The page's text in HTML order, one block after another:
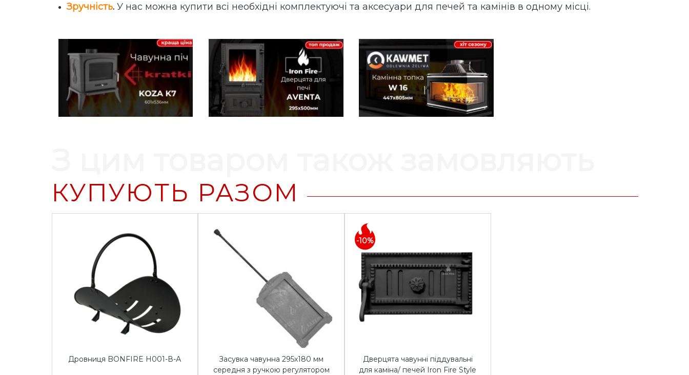
Зручність. У нас можна купити всі необхідні комплектуючі та аксесуари для печей та камінів в одному місці.
КУПУЮТЬ РАЗОМ
Дровниця BONFIRE Н001-В-А
Засувка чавунна 295х180 мм
середня з ручкою регулятором
-10%
Дверцята чавунні піддувальні
для каміна/ печей Iron Fire Style